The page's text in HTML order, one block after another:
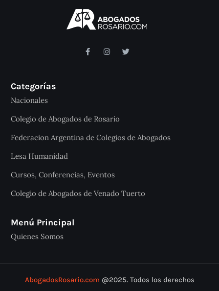
Categorías
Nacionales
Colegio de Abogados de Rosario
Federacion Argentina de Colegios de Abogados
Lesa Humanidad
Cursos, Conferencias, Eventos
Colegio de Abogados de Venado Tuerto
Menú Principal
Quienes Somos
AbogadosRosario.com @2025. Todos los derechos